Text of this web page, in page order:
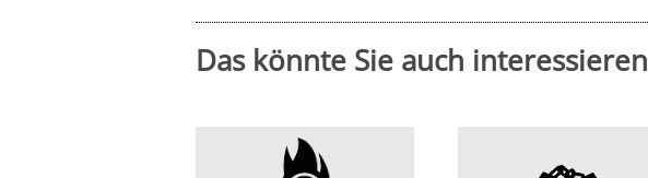
Das könnte Sie auch interessieren